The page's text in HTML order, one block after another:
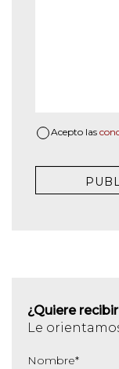
Acepto las
¿Quiere
Le
Nombre*